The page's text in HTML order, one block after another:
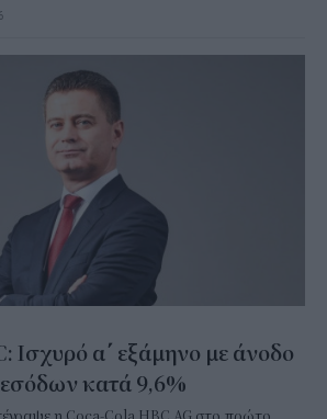
Ισχυρό α΄ εξάμηνο με άνοδο
κατά 9,6%